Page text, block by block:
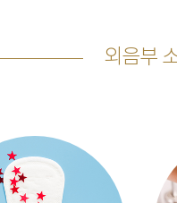
외음부